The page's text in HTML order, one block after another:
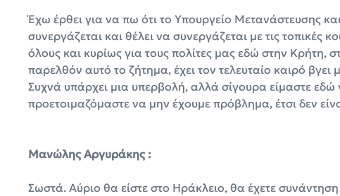
Έχω έρθει για να πω ότι το Υπουργείο Μετανάστευσης
συνεργάζεται και θέλει να συνεργάζεται με τις τοπικές
όλους και κυρίως για τους πολίτες μας εδώ στην Κρήτη,
παρελθόν αυτό το ζήτημα, έχει τον τελευταίο καιρό βγει
Συχνά υπάρχει μια υπερβολή, αλλά σίγουρα είμαστε εδώ
προετοιμαζόμαστε να μην έχουμε πρόβλημα, έτσι δεν
Μανώλης Αργυράκης :
Σωστά. Αύριο θα είστε στο Ηράκλειο, θα έχετε